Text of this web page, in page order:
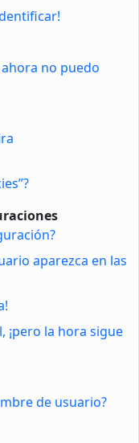
no puedo
aparezca en las
¡pero la hora sigue
de usuario?